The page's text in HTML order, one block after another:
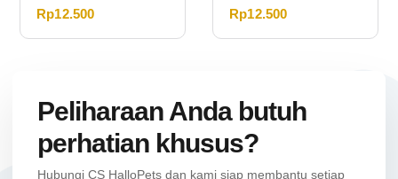
Rp12.500 Rp12.500
Peliharaan Anda butuh
perhatian khusus?
Hubungi CS HalloPets dan kami siap membantu setiap